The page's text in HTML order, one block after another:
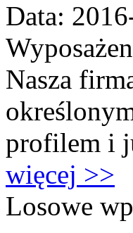
Data:
Nasza
profilem i
więcej >>
Losowe